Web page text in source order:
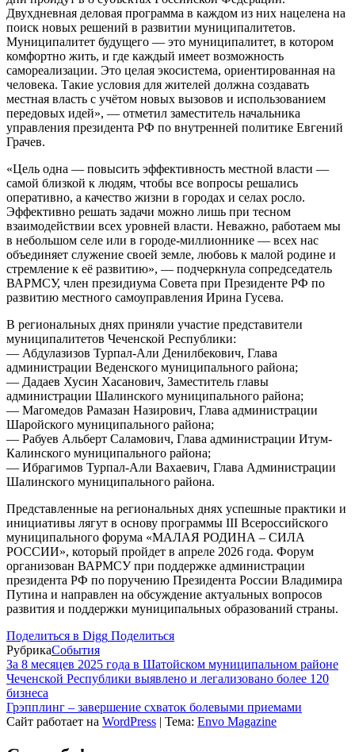
Двухдневная деловая программа в каждом из них нацелена на
поиск новых решений в развитии муниципалитетов.
Муниципалитет будущего — это муниципалитет, в котором
комфортно жить, и где каждый имеет возможность
самореализации. Это целая экосистема, ориентированная на
человека. Такие условия для жителей должна создавать
местная власть с учётом новых вызовов и использованием
передовых идей», — отметил заместитель начальника
управления президента РФ по внутренней политике Евгений
Грачев.
«Цель одна — повысить эффективность местной власти —
самой близкой к людям, чтобы все вопросы решались
оперативно, а качество жизни в городах и селах росло.
Эффективно решать задачи можно лишь при тесном
взаимодействии всех уровней власти. Неважно, работаем мы
в небольшом селе или в городе-миллионнике — всех нас
объединяет служение своей земле, любовь к малой родине и
стремление к её развитию», — подчеркнула сопредседатель
ВАРМСУ, член президиума Совета при Президенте РФ по
развитию местного самоуправления Ирина Гусева.
В региональных днях приняли участие представители
муниципалитетов Чеченской Республики:
— Абдулазизов Турпал-Али Денилбекович, Глава
администрации Веденского муниципального района;
— Дадаев Хусин Хасанович, Заместитель главы
администрации Шалинского муниципального района;
— Магомедов Рамазан Назирович, Глава администрации
Шаройского муниципального района;
— Рабуев Альберт Саламович, Глава администрации Итум-
Калинского муниципального района;
— Ибрагимов Турпал-Али Вахаевич, Глава Администрации
Шалинского муниципального района.
Представленные на региональных днях успешные практики и
инициативы лягут в основу программы III Всероссийского
муниципального форума «МАЛАЯ РОДИНА – СИЛА
РОССИИ», который пройдет в апреле 2026 года. Форум
организован ВАРМСУ при поддержке администрации
президента РФ по поручению Президента России Владимира
Путина и направлен на обсуждение актуальных вопросов
развития и поддержки муниципальных образований страны.
Поделиться в Digg Поделиться
РубрикаСобытия
За 8 месяцев 2025 года в Шатойском муниципальном районе
Чеченской Республики выявлено и легализовано более 120
бизнеса
Грэпплинг – завершение схваток болевыми приемами
Сайт работает на WordPress | Тема: Envo Magazine